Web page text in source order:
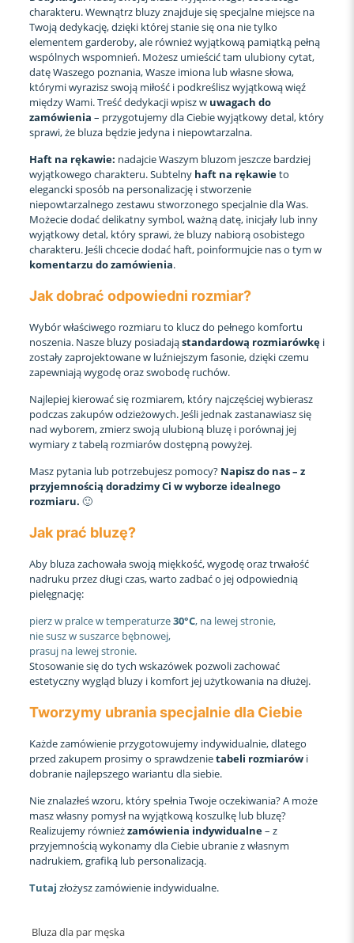
charakteru. Wewnątrz bluzy znajduje się specjalne miejsce na
Twoją dedykację, dzięki której stanie się ona nie tylko
elementem garderoby, ale również wyjątkową pamiątką pełną
wspólnych wspomnień. Możesz umieścić tam ulubiony cytat,
datę Waszego poznania, Wasze imiona lub własne słowa,
którymi wyrazisz swoją miłość i podkreślisz wyjątkową więź
między Wami. Treść dedykacji wpisz w uwagach do
zamówienia – przygotujemy dla Ciebie wyjątkowy detal, który
sprawi, że bluza będzie jedyna i niepowtarzalna.
Haft na rękawie: nadajcie Waszym bluzom jeszcze bardziej
wyjątkowego charakteru. Subtelny haft na rękawieto
elegancki sposób na personalizację i stworzenie
niepowtarzalnego zestawu stworzonego specjalnie dla Was.
Możecie dodać delikatny symbol, ważną datę, inicjały lub inny
wyjątkowy detal, który sprawi, że bluzy nabiorą osobistego
charakteru. Jeśli chcecie dodać haft, poinformujcie nas o tym w
komentarzu do zamówienia.
Jak dobrać odpowiedni rozmiar?
Wybór właściwego rozmiaru to klucz do pełnego komfortu
noszenia. Nasze bluzy posiadająstandardową rozmiarówkęi
zostały zaprojektowane w luźniejszym fasonie, dzięki czemu
zapewniają wygodę oraz swobodę ruchów.
Najlepiej kierować się rozmiarem, który najczęściej wybierasz
podczas zakupów odzieżowych. Jeśli jednak zastanawiasz się
nad wyborem, zmierz swoją ulubioną bluzę i porównaj jej
wymiary z tabelą rozmiarów dostępną powyżej.
Masz pytania lub potrzebujesz pomocy? Napisz do nas – z
przyjemnością doradzimy Ci w wyborze idealnego
rozmiaru. 🙂
Jak prać bluzę?
Aby bluza zachowała swoją miękkość, wygodę oraz trwałość
nadruku przez długi czas, warto zadbać o jej odpowiednią
pielęgnację:
pierz w pralce w temperaturze30°C, na lewej stronie,
nie susz w suszarce bębnowej,
prasuj na lewej stronie.
Stosowanie się do tych wskazówek pozwoli zachować
estetyczny wygląd bluzy i komfort jej użytkowania na dłużej.
Tworzymy ubrania specjalnie dla Ciebie
Każde zamówienie przygotowujemy indywidualnie, dlatego
przed zakupem prosimy o sprawdzenietabeli rozmiarówi
dobranie najlepszego wariantu dla siebie.
Nie znalazłeś wzoru, który spełnia Twoje oczekiwania? A może
masz własny pomysł na wyjątkową koszulkę lub bluzę?
Realizujemy równieżzamówienia indywidualne– z
przyjemnością wykonamy dla Ciebie ubranie z własnym
nadrukiem, grafiką lub personalizacją.
Tutaj złożysz zamówienie indywidualne.
Bluza dla par męska